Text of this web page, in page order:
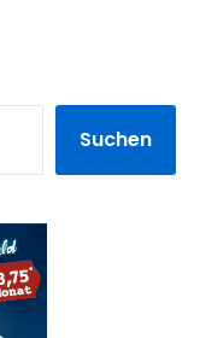
Suchen